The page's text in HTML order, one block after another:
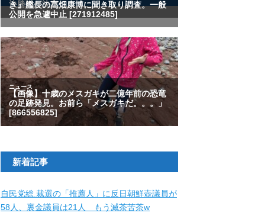
新着記事
自民党総.裁選の「推薦人」に反日朝鮮壺議員が
58人、裏金議員は21人 もう滅茶苦茶w